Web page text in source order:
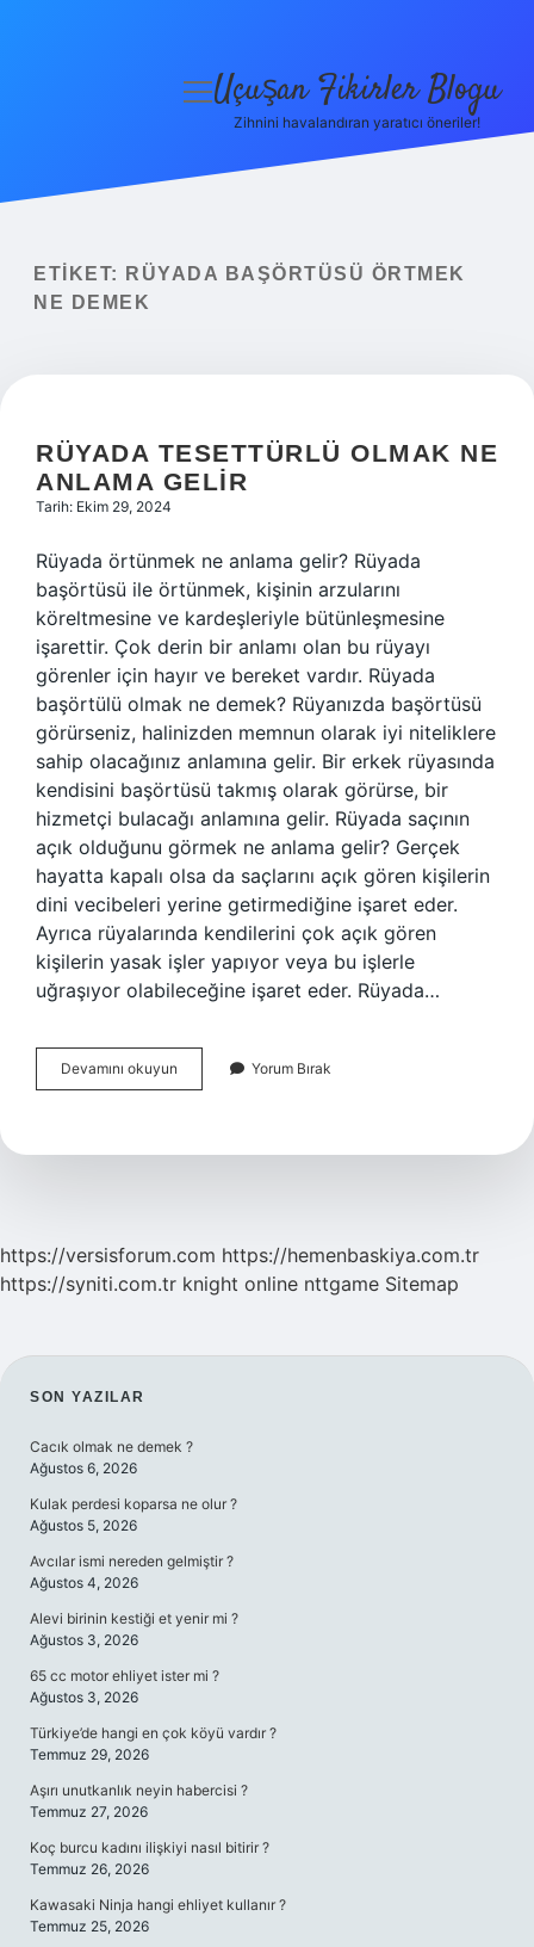
Yasal Uyarı
menüyü
Uçuşan Fikirler Blogu
Zihnini havalandıran yaratıcı öneriler!
ETIKET:
RÜYADA BAŞÖRTÜSÜ ÖRTMEK
NE DEMEK
RÜYADA TESETTÜRLÜ OLMAK NE
ANLAMA GELIR
Tarih: Ekim 29, 2024
Rüyada örtünmek ne anlama gelir? Rüyada
başörtüsü ile örtünmek, kişinin arzularını
köreltmesine ve kardeşleriyle bütünleşmesine
işarettir. Çok derin bir anlamı olan bu rüyayı
görenler için hayır ve bereket vardır. Rüyada
başörtülü olmak ne demek? Rüyanızda başörtüsü
görürseniz, halinizden memnun olarak iyi niteliklere
sahip olacağınız anlamına gelir. Bir erkek rüyasında
kendisini başörtüsü takmış olarak görürse, bir
hizmetçi bulacağı anlamına gelir. Rüyada saçının
açık olduğunu görmek ne anlama gelir? Gerçek
hayatta kapalı olsa da saçlarını açık gören kişilerin
dini vecibeleri yerine getirmediğine işaret eder.
Ayrıca rüyalarında kendilerini çok açık gören
kişilerin yasak işler yapıyor veya bu işlerle
uğraşıyor olabileceğine işaret eder. Rüyada…
Devamını okuyun
Tesettürlü
Anlama
Yorum Bırak
https://versisforum.com https://hemenbaskiya.com.tr
https://syniti.com.tr knight online nttgame Sitemap
SIDEBAR
SON YAZILAR
Cacık olmak ne demek ?
Ağustos 6, 2026
Kulak perdesi koparsa ne olur ?
Ağustos 5, 2026
Avcılar ismi nereden gelmiştir ?
Ağustos 4, 2026
Alevi birinin kestiği et yenir mi ?
Ağustos 3, 2026
65 cc motor ehliyet ister mi ?
Ağustos 3, 2026
Türkiye’de hangi en çok köyü vardır ?
Temmuz 29, 2026
Aşırı unutkanlık neyin habercisi ?
Temmuz 27, 2026
Koç burcu kadını ilişkiyi nasıl bitirir ?
Temmuz 26, 2026
Kawasaki Ninja hangi ehliyet kullanır ?
Temmuz 25, 2026